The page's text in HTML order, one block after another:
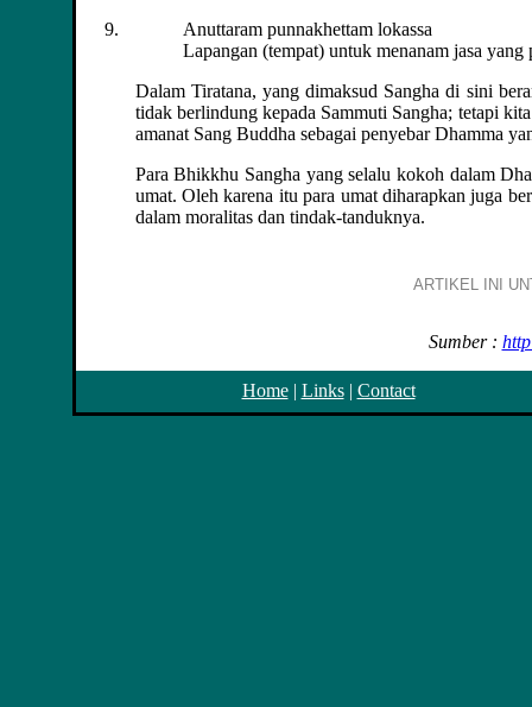
Anuttaram punnakhettam lokassa
Lapangan (tempat) untuk menanam jasa
Dalam Tiratana, yang dimaksud Sangha di sini
tidak berlindung kepada Sammuti Sangha; tetapi
amanat Sang Buddha sebagai penyebar Dhamma
Para Bhikkhu Sangha yang selalu kokoh dalam
umat. Oleh karena itu para umat diharapkan juga
dalam moralitas dan tindak-tanduknya.
ARTIKEL INI
Sumber :
Home| Links| Contact